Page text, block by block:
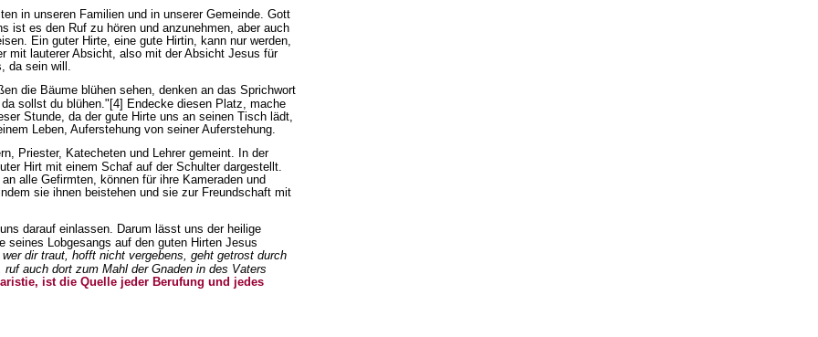
in unseren Familien und in unserer Gemeinde. Gott
ist es den Ruf zu hören und anzunehmen, aber auch
Ein guter Hirte, eine gute Hirtin, kann nur werden,
mit lauterer Absicht, also mit der Absicht Jesus für
da sein will.
die Bäume blühen sehen, denken an das Sprichwort
sollst du blühen."[4] Endecke diesen Platz, mache
Stunde, da der gute Hirte uns an seinen Tisch lädt,
Leben, Auferstehung von seiner Auferstehung.
Priester, Katecheten und Lehrer gemeint. In der
Hirt mit einem Schaf auf der Schulter dargestellt.
alle Gefirmten, können für ihre Kameraden und
sie ihnen beistehen und sie zur Freundschaft mit
darauf einlassen. Darum lässt uns der heilige
seines Lobgesangs auf den guten Hirten Jesus
dir traut, hofft nicht vergebens, geht getrost durch
auch dort zum Mahl der Gnaden in des Vaters
ist die Quelle jeder Berufung und jedes